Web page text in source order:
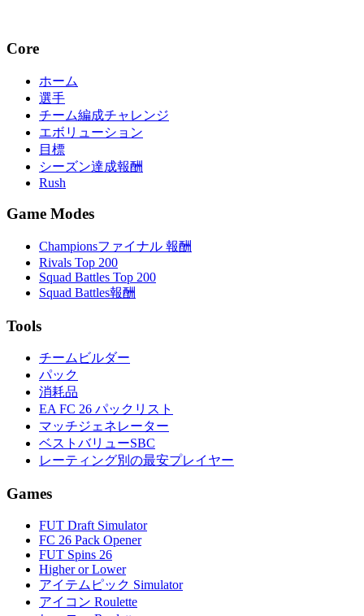
Core
ホーム
選手
チーム編成チャレンジ
エボリューション
目標
シーズン達成報酬
Rush
Game Modes
Championsファイナル 報酬
Rivals Top 200
Squad Battles Top 200
Squad Battles報酬
Tools
チームビルダー
パック
消耗品
EA FC 26 パックリスト
マッチジェネレーター
ベストバリューSBC
レーティング別の最安プレイヤー
Games
FUT Draft Simulator
FC 26 Pack Opener
FUT Spins 26
Higher or Lower
アイテムピック Simulator
アイコン Roulette